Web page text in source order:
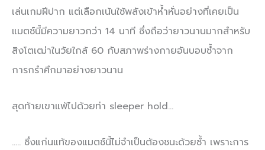
เล่นเกมฝีปาก แต่เลือกเน้นใช้พลังเข้าห้ำหั่นอย่างที่เคยเป็น
แมตช์นี้มีความยาวกว่า 14 นาที ซึ่งถือว่ายาวนานมากสำหรับ
สิงโตเฒ่าในวัยใกล้ 60 กับสภาพร่างกายอันบอบช้ำจาก
การกรำศึกมาอย่างยาวนาน
สุดท้ายเขาแพ้ไปด้วยท่า sleeper hold…
….. ซึ่งแก่นแท้ของแมตช์นี้ไม่จำเป็นต้องชนะด้วยซ้ำ เพราะการ